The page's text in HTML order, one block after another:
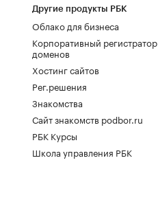
Другие продукты РБК
Облако для бизнеса
Корпоративный регистратор
доменов
Хостинг сайтов
Рег.решения
Знакомства
Сайт знакомств podbor.ru
РБК Курсы
Школа управления РБК